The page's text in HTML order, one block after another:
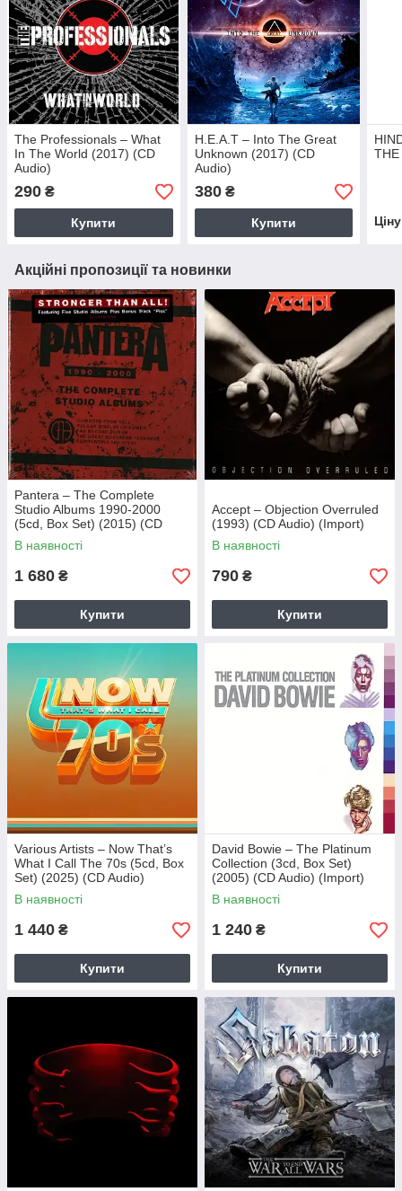
The Professionals – What
In The World (2017) (CD
Audio)
290 ₴
Купити
H.E.A.T – Into The Great
Unknown (2017) (CD
Audio)
380₴
Купити
Акційні пропозиції та новинки
Pantera – The Complete
Studio Albums 1990-2000
(5cd, Box Set) (2015) (CD
Audio) (Import)
В наявності
1 680 ₴
Купити
Accept – Objection Overruled
(1993) (CD Audio) (Import)
В наявності
790 ₴
Купити
Various Artists – Now That’s
What I Call The 70s (5cd, Box
Set) (2025) (CD Audio)
(Import)
В наявності
1 440 ₴
Купити
David Bowie – The Platinum
Collection (3cd, Box Set)
(2005) (CD Audio) (Import)
В наявності
1 240 ₴
Купити